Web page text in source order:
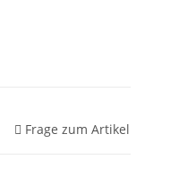
Frage zum Artikel